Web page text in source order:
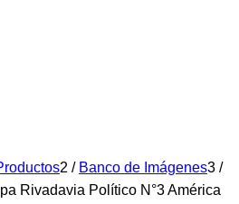
2 / Banco de Imágenes3 /
Rivadavia Político N°3 América